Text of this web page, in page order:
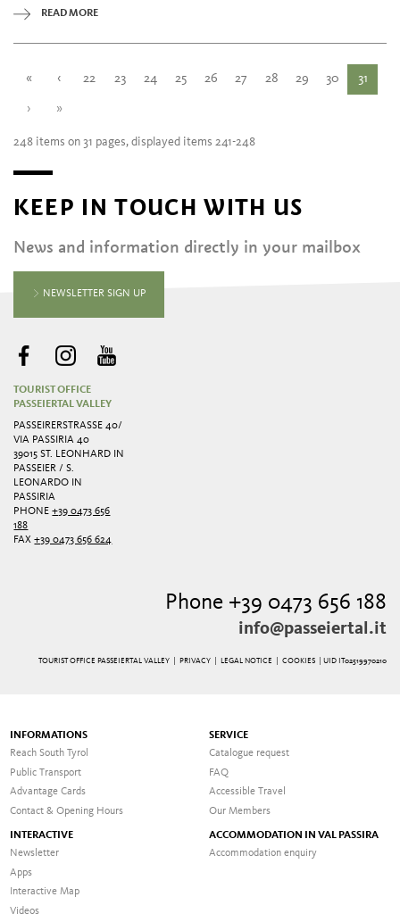
READ MORE
« ‹ 22 23 24 25 26 27 28 29 30 31
› »
248 items on 31 pages, displayed items 241-248
KEEP IN TOUCH WITH US
News and information directly in your mailbox
NEWSLETTER SIGN UP
TOURIST OFFICE
PASSEIERTAL VALLEY
PASSEIRERSTRASSE 40/ V
IA PASSIRIA 40
39015 ST. LEONHARD IN
PASSEIER / S.
LEONARDO IN
PASSIRIA
PHONE+39 0473 656
188
FAX+39 0473 656 624
Phone +39 0473 656 188
info@passeiertal.it
TOURIST OFFICE PASSEIERTAL VALLEY | PRIVACY| LEGAL NOTICE COOKIES | UID IT02519970210
INFORMATIONS
Reach South Tyrol
Public Transport
Advantage Cards
Contact & Opening Hours
SERVICE
Catalogue request
FAQ
Accessible Travel
Our Members
INTERACTIVE
Newsletter
Apps
Interactive Map
Videos
ACCOMMODATION IN VAL PASSIRA
Accommodation enquiry